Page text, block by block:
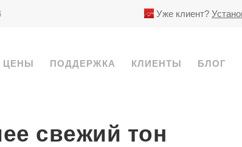
Уже клиент?
ЦЕНЫ ПОДДЕРЖКА КЛИЕНТЫ БЛОГ
свежий тон